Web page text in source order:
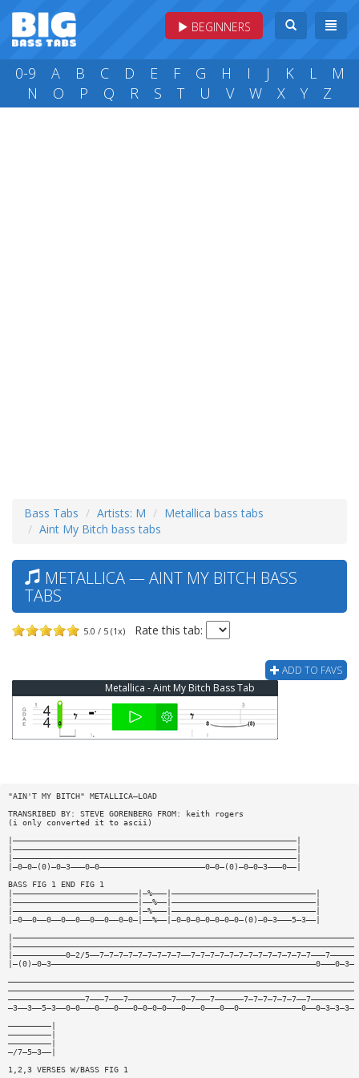
BEGINNERS
0-9 A B C D E F G H I J K L
M
N
O P Q R S T U V W X Y Z
Bass Tabs Artists: M
Metallica bass tabs
Aint My Bitch bass tabs
METALLICA — AINT MY BITCH BASS
TABS
5.0 / 5 (1x) Rate this tab:
ADD TO FAVS
Metallica - Aint My Bitch Bass Tab
"AIN'T MY BITCH" METALLICA—LOAD
TRANSRIBED BY: STEVE GORENBERG FROM: keith rogers
(i only converted it to ascii)
|———————————————————————————————————————————————————————————|
|———————————————————————————————————————————————————————————|
|———————————————————————————————————————————————————————————|
|—0—0—(0)—0—3———0—0——————————————————————0—0—(0)—0—0—3———0——|
BASS FIG 1 END FIG 1
|——————————————————————————|—%———|——————————————————————————————|
|——————————————————————————|——%——|——————————————————————————————|
|——————————————————————————|—%———|——————————————————————————————|
|—0——0——0——0——0——0——0——0—0—|——%——|—0—0—0—0—0—0—0—(0)—0—3———5—3——|
|———————————————————————————————————————————————————————————————————————
|———————————————————————————————————————————————————————————————————————
|———————————0—2/5——7—7—7—7—7—7—7—7—7——7—7—7—7—7—7—7—7—7—7—7—7—7———7—————
|—(0)—0—3———————————————————————————————————————————————————————0———0—3—
————————————————————————————————————————————————————————————————————————
————————————————————————————————————————————————————————————————————————
————————————————7———7———7—————————7———7———7——————7—7—7—7—7—7——7—————————
—3——3——5—3——0—0———0———0———0—0—0—0———0———0———0——0—————————————0——0—3—3—3—
—————————|
—————————|
—————————|
—/7—5—3——|
1,2,3 VERSES W/BASS FIG 1